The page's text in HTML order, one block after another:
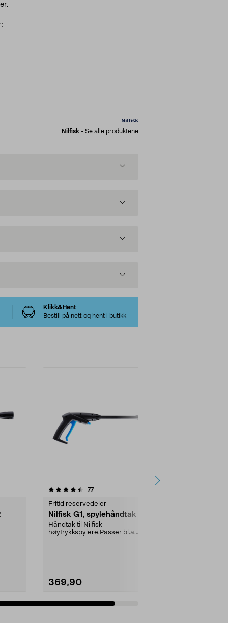
Nilfisk - Se alle produktene
Klikk&Hent
Bestill på nett og hent i butikk
77anmeldelser
Fritid reservedeler
Nilfisk G1, spylehåndtak
Håndtak til Nilfisk
høytrykkspylere.Passer bl.a.
369,90